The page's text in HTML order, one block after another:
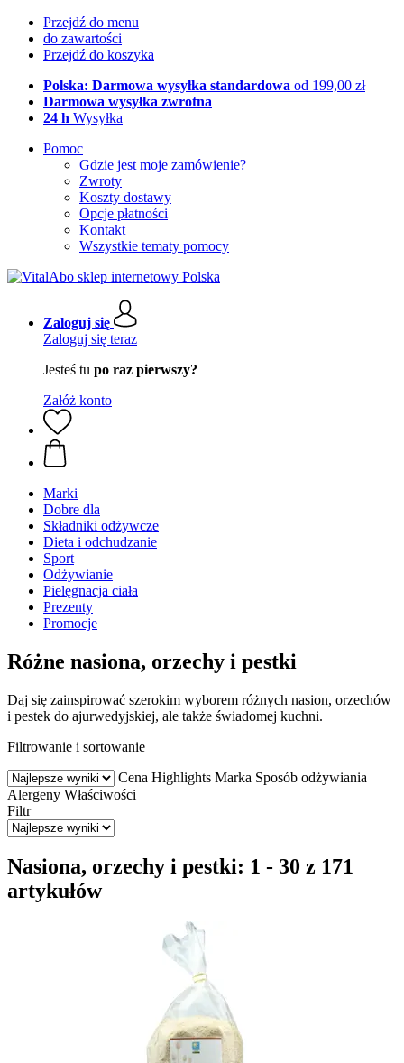
Przejdź do menu
do zawartości
Przejdź do koszyka
Polska: Darmowa wysyłka standardowa od 199,00 zł
Darmowa wysyłka zwrotna
24 h Wysyłka
Pomoc
Gdzie jest moje zamówienie?
Zwroty
Koszty dostawy
Opcje płatności
Kontakt
Wszystkie tematy pomocy
Zaloguj się
Zaloguj się teraz
Jesteś tu po raz pierwszy?
Załóż konto
Marki
Dobre dla
Składniki odżywcze
Dieta i odchudzanie
Sport
Odżywianie
Pielęgnacja ciała
Prezenty
Promocje
Różne nasiona, orzechy i pestki
Daj się zainspirować szerokim wyborem różnych nasion, orzechów
i pestek do ajurwedyjskiej, ale także świadomej kuchni.
Filtrowanie i sortowanie
Cena Highlights Marka Sposób odżywiania
Alergeny Właściwości
Filtr
Nasiona, orzechy i pestki: 1 - 30 z 171
artykułów